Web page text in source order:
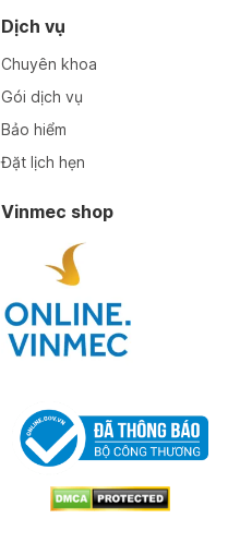
Dịch vụ
Chuyên khoa
Gói dịch vụ
Bảo hiểm
Đặt lịch hẹn
Vinmec shop